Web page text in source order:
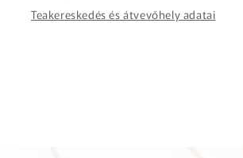
Teakereskedés és átvevőhely adatai